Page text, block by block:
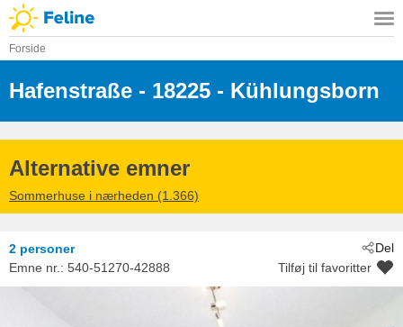
Forside
Hafenstraße - 18225 - Kühlungsborn
Alternative emner
Sommerhuse i nærheden (1.366)
Del
2 personer
Emne nr.: 540-51270-42888 Tilføj til favoritter